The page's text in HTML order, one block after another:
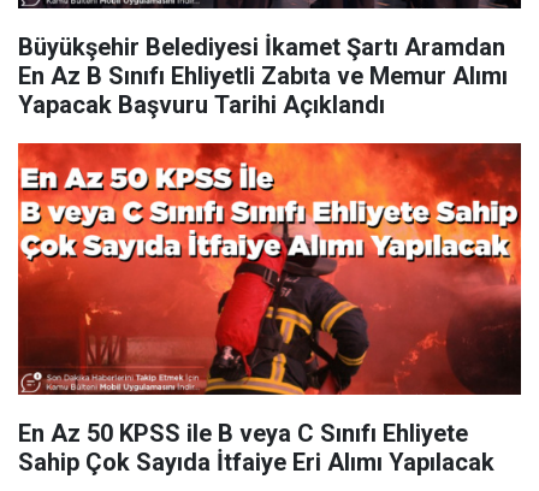
Büyükşehir Belediyesi İkamet Şartı Aramdan
En Az B Sınıfı Ehliyetli Zabıta ve Memur Alımı
Yapacak Başvuru Tarihi Açıklandı
En Az 50 KPSS ile B veya C Sınıfı Ehliyete
Sahip Çok Sayıda İtfaiye Eri Alımı Yapılacak